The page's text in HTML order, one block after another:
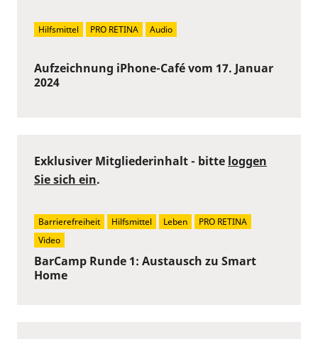
Aufzeichnung iPhone-Café vom 17. Januar
2024
Hilfsmittel PRO RETINA Audio
BarCamp Runde 1: Austausch zu Smart
Home
Exklusiver Mitgliederinhalt - bitte loggen
Sie sich ein.
Barrierefreiheit Hilfsmittel Leben
PRO RETINA
Video